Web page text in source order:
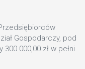
Gospodarczy, pod
300 000,00 zł w pełni